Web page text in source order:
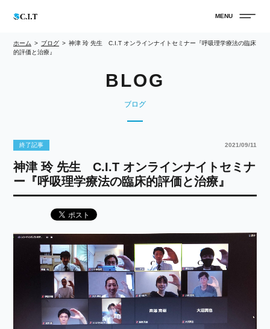
ホーム ブログ
神津 玲 先生 C.I.T オンラインナイトセミナー『呼吸理学療法の臨床
的評価と治療』
ブログ
終了記事 2021/09/11
神津 玲 先生 C.I.T オンラインナイトセミナ
ー『呼吸理学療法の臨床的評価と治療』